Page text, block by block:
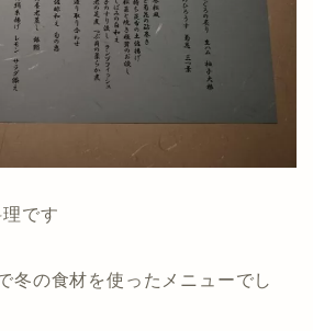
です
冬の食材を使ったメニューでし